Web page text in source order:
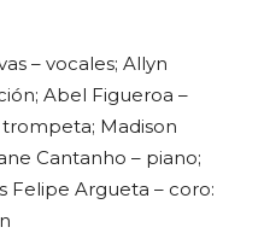
– vocales; Allyn
Abel Figueroa –
Madison
Cantanho – piano;
Felipe Argueta – coro: